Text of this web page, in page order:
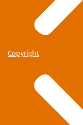
Copyright